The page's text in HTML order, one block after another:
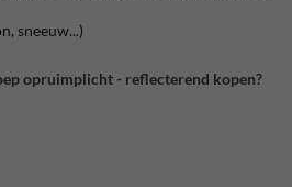
sneeuw...)
opruimplicht - reflecterend kopen?